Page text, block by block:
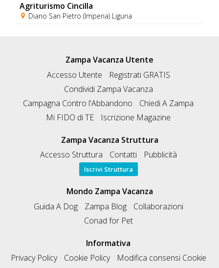
Agriturismo Cincilla
Diano San Pietro (Imperia) Liguria
Zampa Vacanza Utente
Accesso Utente
Registrati GRATIS
Condividi Zampa Vacanza
Campagna Contro l'Abbandono
Chiedi A Zampa
Mi FIDO di TE
Iscrizione Magazine
Zampa Vacanza Struttura
Accesso Struttura
Contatti Pubblicità
Iscrivi Struttura
Mondo Zampa Vacanza
Guida A Dog
Zampa Blog
Collaborazioni
Conad for Pet
Informativa
Privacy Policy
Cookie Policy
Modifica consensi Cookie